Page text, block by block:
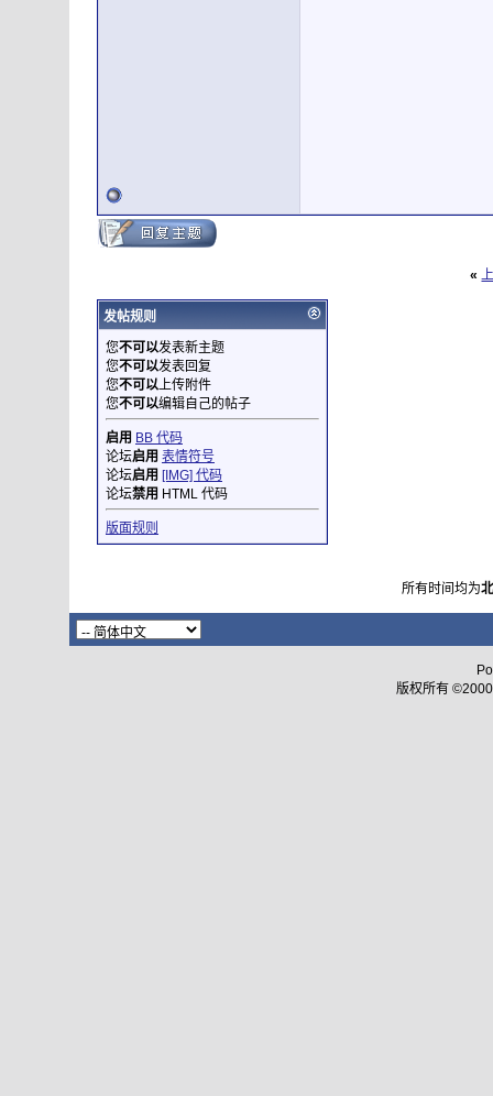
«
发帖规则
您不可以发表新主题
您不可以发表回复
您不可以上传附件
您不可以编辑自己的帖子
启用 BB 代码
论坛启用 表情符号
论坛启用 [IMG] 代码
论坛禁用 HTML 代码
版面规则
所有时间均为
版权所有